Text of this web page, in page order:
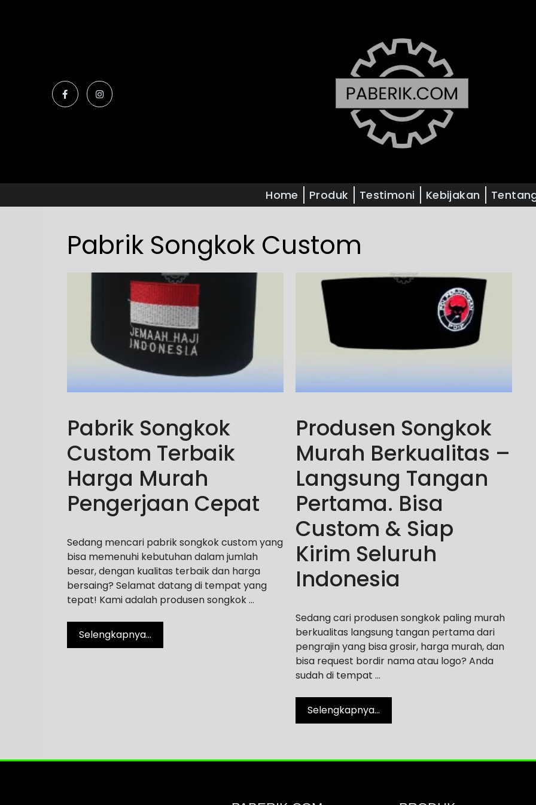
Home Produk Testimoni Kebijakan
Pabrik Songkok Custom
Pabrik Songkok
Custom Terbaik
Harga Murah
Pengerjaan Cepat
Sedang mencari pabrik songkok custom yang
bisa memenuhi kebutuhan dalam jumlah
besar, dengan kualitas terbaik dan harga
bersaing? Selamat datang di tempat yang
tepat! Kami adalah produsen songkok …
Selengkapnya…
Produsen Songkok
Murah Berkualitas –
Langsung Tangan
Pertama. Bisa
Custom & Siap
Kirim Seluruh
Indonesia
Sedang cari produsen songkok paling murah
berkualitas langsung tangan pertama dari
pengrajin yang bisa grosir, harga murah, dan
bisa request bordir nama atau logo? Anda
sudah di tempat …
Selengkapnya…